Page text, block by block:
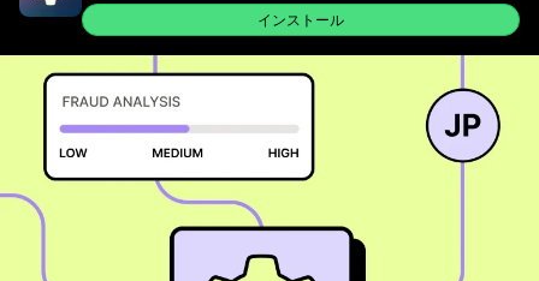
インストール